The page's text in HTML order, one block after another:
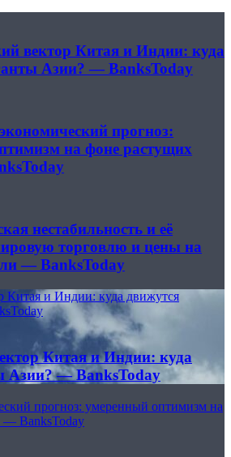
вектор Китая и Индии: куда
Азии? — BanksToday
прогноз:
на фоне растущих
нестабильность и её
торговлю и цены на
— BanksToday
Китая и Индии: куда движутся
Китая и Индии: куда
Азии? — BanksToday
прогноз: умеренный оптимизм на
— BanksToday